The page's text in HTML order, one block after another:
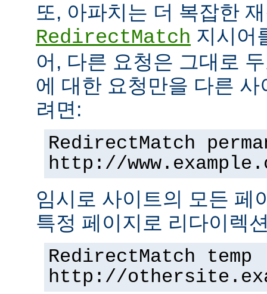
또, 아파치는 더 복잡한
RedirectMatch 지시어
어, 다른 요청은 그대로
에 대한 요청만을 다른
려면:
RedirectMatch
http://
임시로 사이트의 모든 페
특정 페이지로 리다이렉
RedirectMatch
http://